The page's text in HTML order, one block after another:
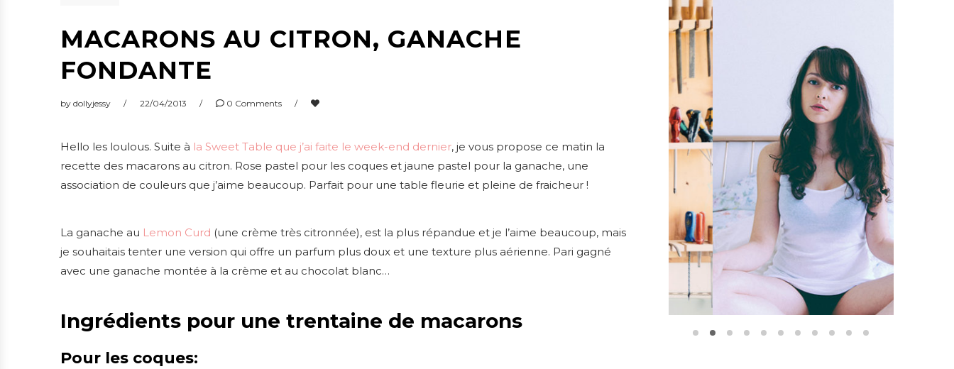
MACARONS AU CITRON, GANACHE
FONDANTE
by dollyjessy 22/04/2013 0 Comments
Hello les loulous. Suite à la Sweet Table que j’ai faite le week-end dernier, je vous propose ce matin la
recette des macarons au citron. Rose pastel pour les coques et jaune pastel pour la ganache, une
association de couleurs que j’aime beaucoup. Parfait pour une table fleurie et pleine de fraicheur !
La ganache au Lemon Curd (une crème très citronnée), est la plus répandue et je l’aime beaucoup, mais
je souhaitais tenter une version qui offre un parfum plus doux et une texture plus aérienne. Pari gagné
avec une ganache montée à la crème et au chocolat blanc…
Ingrédients pour une trentaine de macarons
Pour les coques: